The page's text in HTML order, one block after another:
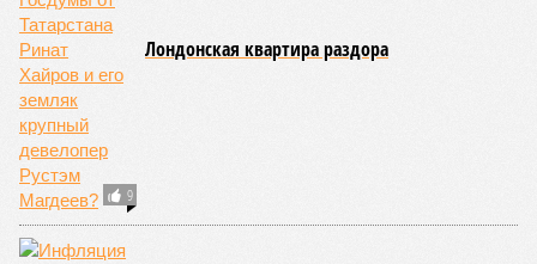
транзакции, поэтому китайцы везут наличные юани или
оформляют предоплаченные карты. В Российском союзе
туриндустрии отмечают резкий рост доли индивидуальных
туристов и прогнозируют, что основной эффект от
продления безвиза будет заметен осенью при
бронированиях на следующий год, а при благоприятном
сценарии количество визитов из Китая может вырасти на
27-35 процентов по итогам 2026 года.
Ранее сообщалось, что Татарстан в первом полугодии 2026